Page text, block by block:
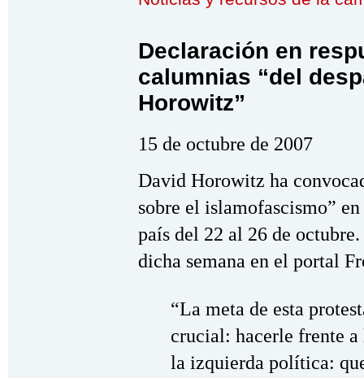
Declaración en
calumnias “del
Horowitz”
15 de octubre de 2007
David Horowitz ha
sobre el islamofascismo”
país del 22 al 26 de
dicha semana en el portal
“La meta de esta
crucial: hacerle frente a
la izquierda política: